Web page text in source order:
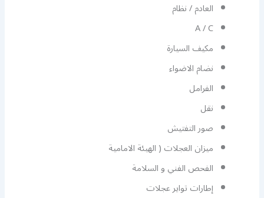
العادم / نظام
A / C
مكيف السيارة
نضام الاضواء
الفرامل
نقل
صور التفتيش
ميزان العجلات ( الهيئة الامامية
الفحص الفني و السلامة
إطارات تواير عجلات